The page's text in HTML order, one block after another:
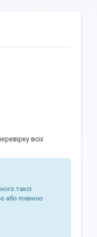
всіх
таксі.
або повною